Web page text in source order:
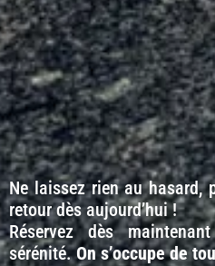
Ne laissez rien au hasard,
retour dès aujourd’hui !
Réservez dès
sérénité.On s’occupe de